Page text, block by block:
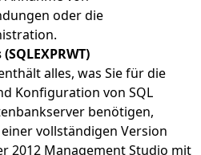
oder die
alles, was Sie für die
Konfiguration von SQL
benötigen,
vollständigen Version
2012 Management Studio mit